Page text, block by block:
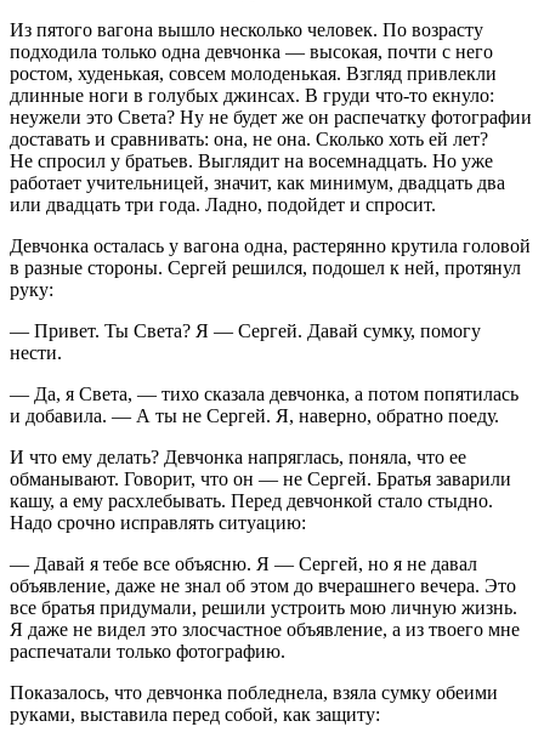
Из пятого вагона вышло несколько человек. По возрасту
подходила только одна девчонка — высокая, почти с него
ростом, худенькая, совсем молоденькая. Взгляд привлекли
длинные ноги в голубых джинсах. В груди что-то екнуло:
неужели это Света? Ну не будет же он распечатку фотографии
доставать и сравнивать: она, не она. Сколько хоть ей лет?
Не спросил у братьев. Выглядит на восемнадцать. Но уже
работает учительницей, значит, как минимум, двадцать два
или двадцать три года. Ладно, подойдет и спросит.
Девчонка осталась у вагона одна, растерянно крутила головой
в разные стороны. Сергей решился, подошел к ней, протянул
руку:
— Привет. Ты Света? Я — Сергей. Давай сумку, помогу
нести.
— Да, я Света, — тихо сказала девчонка, а потом попятилась
и добавила. — А ты не Сергей. Я, наверно, обратно поеду.
И что ему делать? Девчонка напряглась, поняла, что ее
обманывают. Говорит, что он — не Сергей. Братья заварили
кашу, а ему расхлебывать. Перед девчонкой стало стыдно.
Надо срочно исправлять ситуацию:
— Давай я тебе все объясню. Я — Сергей, но я не давал
объявление, даже не знал об этом до вчерашнего вечера. Это
все братья придумали, решили устроить мою личную жизнь.
Я даже не видел это злосчастное объявление, а из твоего мне
распечатали только фотографию.
Показалось, что девчонка побледнела, взяла сумку обеими
руками, выставила перед собой, как защиту: